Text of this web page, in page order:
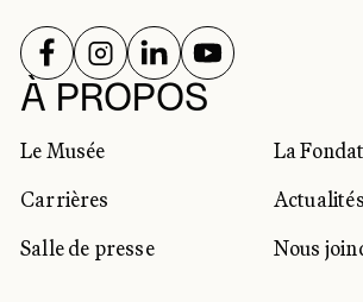
À PROPOS
Le Musée
La
Carrières
Actualités
Salle de presse
Nous
RÉSEAUX
SUIVEZ-NOUS SUR
SUIVEZ-NOUS SUR
SUIVEZ-NOUS SUR
SUIVEZ-NOUS